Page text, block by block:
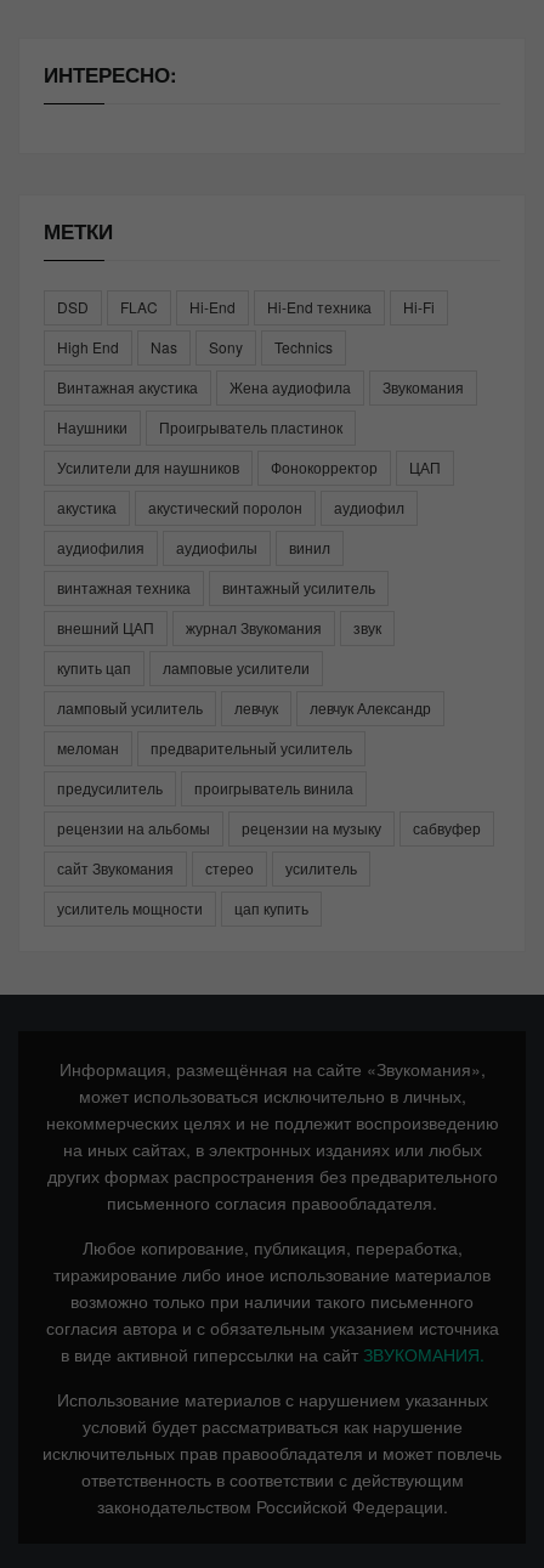
ИНТЕРЕСНО:
МЕТКИ
DSD FLAC Hi-End Hi-End техника
Hi-Fi
High End
Nas Sony
Technics
Винтажная акустика
Жена аудиофила
Звукомания
Наушники
Проигрыватель пластинок
Усилители для наушников
Фонокорректор
ЦАП
акустика
акустический поролон
аудиофил
аудиофилия
аудиофилы
винил
винтажная техника
винтажный усилитель
внешний ЦАП
журнал Звукомания
звук
купить цап
ламповые усилители
ламповый усилитель
левчук
левчук Александр
меломан
предварительный усилитель
предусилитель
проигрыватель винила
рецензии на альбомы
рецензии на музыку
сабвуфер
сайт Звукомания
стерео
усилитель
усилитель мощности
цап купить
Информация, размещённая на сайте «Звукомания»,
может использоваться исключительно в личных,
некоммерческих целях и не подлежит воспроизведению
на иных сайтах, в электронных изданиях или любых
других формах распространения без предварительного
письменного согласия правообладателя.
Любое копирование, публикация, переработка,
тиражирование либо иное использование материалов
возможно только при наличии такого письменного
согласия автора и с обязательным указанием источника
в виде активной гиперссылки на сайт ЗВУКОМАНИЯ.
Использование материалов с нарушением указанных
условий будет рассматриваться как нарушение
исключительных прав правообладателя и может повлечь
ответственность в соответствии с действующим
законодательством Российской Федерации.